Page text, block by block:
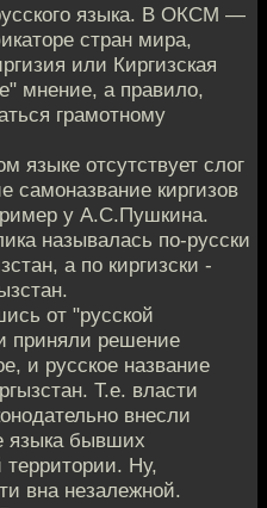
языка. В ОКСМ —
стран мира,
или Киргизская
мнение, а правило,
грамотному
языке отсутствует слог
самоназвание киргизов
у А.С.Пушкина.
называлась по-русски
а по киргизски -
от "русской
приняли решение
и русское название
Т.е. власти
внесли
языка бывших
территории. Ну,
вна незалежной.